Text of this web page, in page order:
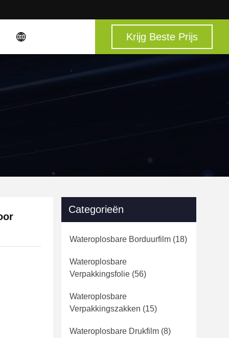
Krijg Beste Prijs
Categorieën
Wateroplosbare Borduurfilm (18)
Wateroplosbare
Verpakkingsfolie (56)
Wateroplosbare
Verpakkingszakken (15)
Wateroplosbare Drukfilm (8)